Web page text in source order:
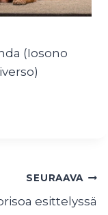
(Iosono
SEURAAVA
esittelyssä